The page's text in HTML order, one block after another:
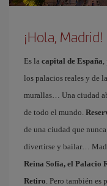
¡Hola, Madrid!
Es la capital de España,
los palacios reales y de
murallas… Una ciudad
de todo el mundo.
de una ciudad que
divertirse y bailar…
Reina Sofía, el Palacio
Retiro. Pero también es